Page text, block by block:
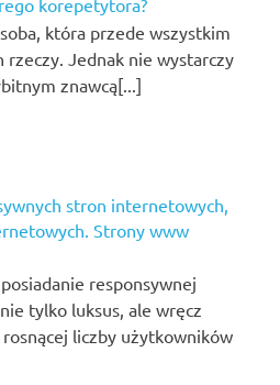
korepetytora?
która przede wszystkim
rzeczy. Jednak nie wystarczy
znawcą[...]
stron internetowych,
Strony www
responsywnej
tylko luksus, ale wręcz
liczby użytkowników